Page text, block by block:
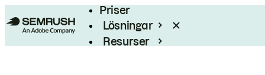
Priser
Lösningar
Resurser